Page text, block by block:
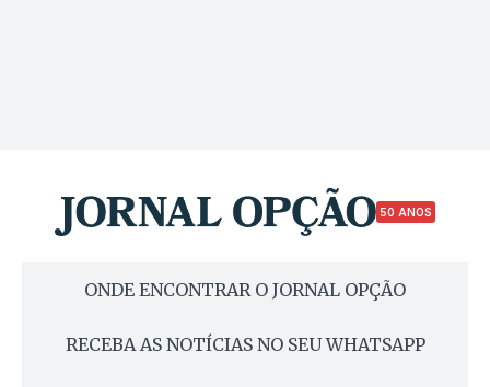
50 ANOS
ONDE ENCONTRAR O JORNAL OPÇÃO
RECEBA AS NOTÍCIAS NO SEU WHATSAPP